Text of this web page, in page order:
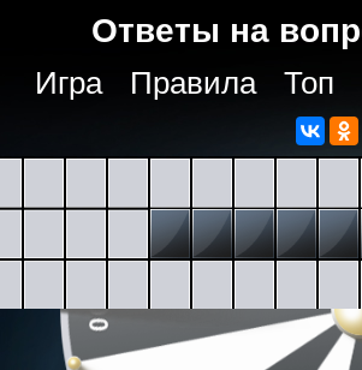
Ответы на
Игра Правила Топ